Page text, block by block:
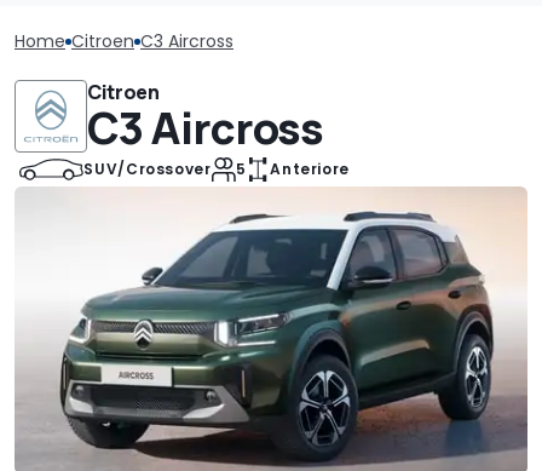
Home Citroen C3 Aircross
Citroen
C3 Aircross
SUV/Crossover 5 Anteriore